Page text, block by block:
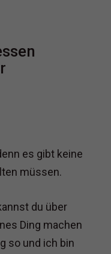
es gibt keine
müssen.
du über
Ding machen
so und ich bin